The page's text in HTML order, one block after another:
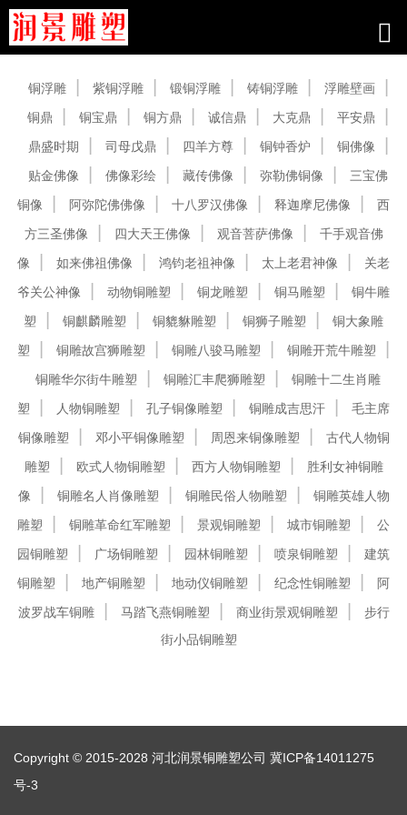
铜浮雕 紫铜浮雕 锻铜浮雕 铸铜浮雕
浮雕壁画
铜鼎
铜宝鼎 铜方鼎 诚信鼎 大克鼎
平安鼎
鼎盛时期
司母戊鼎 四羊方尊 铜钟香炉
铜佛像
贴金佛像
佛像彩绘 藏传佛像 弥勒佛铜像
三宝佛
铜像
阿弥陀佛佛像 十八罗汉佛像 释迦摩尼佛像
西
方三圣佛像
四大天王佛像 观音菩萨佛像
千手观音佛
像
如来佛祖佛像 鸿钧老祖神像 太上老君神像
关老
爷关公神像
动物铜雕塑 铜龙雕塑 铜马雕塑
铜牛雕
塑
铜麒麟雕塑 铜貔貅雕塑 铜狮子雕塑
铜大象雕
塑
铜雕故宫狮雕塑 铜雕八骏马雕塑
铜雕开荒牛雕塑
铜雕华尔街牛雕塑
铜雕汇丰爬狮雕塑
铜雕十二生肖雕
塑
人物铜雕塑 孔子铜像雕塑 铜雕成吉思汗
毛主席
铜像雕塑
邓小平铜像雕塑 周恩来铜像雕塑
古代人物铜
雕塑
欧式人物铜雕塑 西方人物铜雕塑
胜利女神铜雕
像
铜雕名人肖像雕塑 铜雕民俗人物雕塑
铜雕英雄人物
雕塑
铜雕革命红军雕塑 景观铜雕塑 城市铜雕塑
公
园铜雕塑
广场铜雕塑 园林铜雕塑 喷泉铜雕塑
建筑
铜雕塑
地产铜雕塑 地动仪铜雕塑 纪念性铜雕塑
阿
波罗战车铜雕
马踏飞燕铜雕塑 商业街景观铜雕塑
步行
街小品铜雕塑
Copyright © 2015-2028 河北润景铜雕塑公司 冀ICP备14011275
号-3